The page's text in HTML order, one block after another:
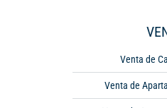
Venta de
Venta de